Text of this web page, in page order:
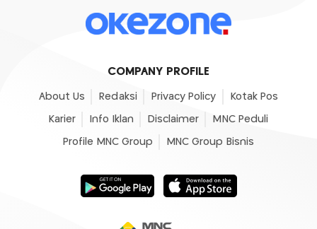
COMPANY PROFILE
About Us Redaksi Privacy Policy Kotak Pos
Karier Info Iklan Disclaimer MNC Peduli
Profile MNC Group MNC Group Bisnis